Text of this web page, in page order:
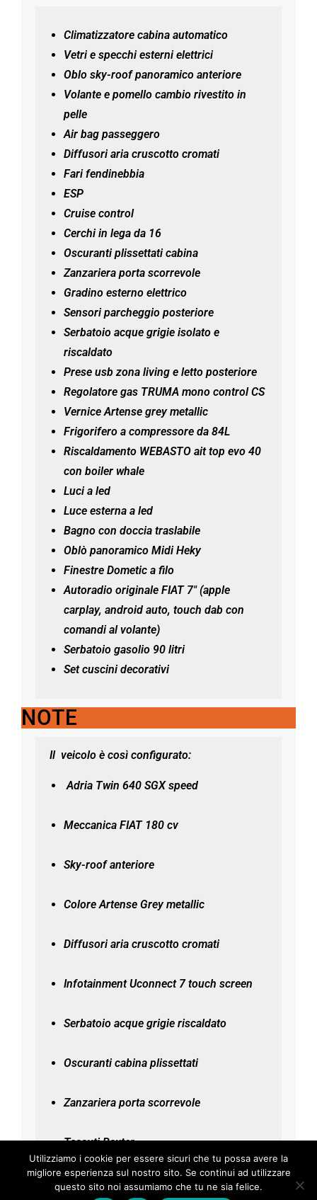
Climatizzatore cabina automatico
Vetri e specchi esterni elettrici
Oblo sky-roof panoramico anteriore
Volante e pomello cambio rivestito in
pelle
Air bag passeggero
Diffusori aria cruscotto cromati
Fari fendinebbia
ESP
Cruise control
Cerchi in lega da 16
Oscuranti plissettati cabina
Zanzariera porta scorrevole
Gradino esterno elettrico
Sensori parcheggio posteriore
Serbatoio acque grigie isolato e
riscaldato
Prese usb zona living e letto posteriore
Regolatore gas TRUMA mono control CS
Vernice Artense grey metallic
Frigorifero a compressore da 84L
Riscaldamento WEBASTO ait top evo 40
con boiler whale
Luci a led
Luce esterna a led
Bagno con doccia traslabile
Oblò panoramico Midi Heky
Finestre Dometic a filo
Autoradio originale FIAT 7″ (apple
carplay, android auto, touch dab con
comandi al volante)
Serbatoio gasolio 90 litri
Set cuscini decorativi
NOTE
Il veicolo è così configurato:
Adria Twin 640 SGX speed
Meccanica FIAT 180 cv
Sky-roof anteriore
Colore Artense Grey metallic
Diffusori aria cruscotto cromati
Infotainment Uconnect 7 touch screen
Serbatoio acque grigie riscaldato
Oscuranti cabina plissettati
Zanzariera porta scorrevole
Tessuti Baxter
Utilizziamo i cookie per essere sicuri che tu possa avere la
migliore esperienza sul nostro sito. Se continui ad utilizzare
questo sito noi assumiamo che tu ne sia felice.